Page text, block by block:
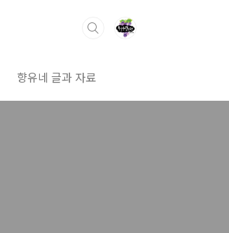
향유네 글과 자료